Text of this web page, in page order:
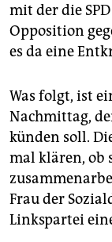
mit der die
Opposition
es da eine
Was folgt, ist
Nachmittag,
künden soll.
mal klären, ob
Frau der
Linkspartei